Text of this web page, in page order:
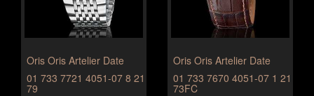
Oris Oris Artelier Date
01 733 7721 4051-07 8 21
79
Oris Oris Artelier Date
01 733 7670 4051-07 1 21
73FC